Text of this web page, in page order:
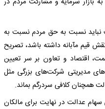
نباید نسبت به حق مردم نسبت به
قیم مآبانه داشته باشد، تصریح
اقتصاد و تعاون بر سر تعیین
مدیریتی شرکت‌های بزرگی مثل
همچنان کلافی سردرگم بماند.
عدالت در نهایت برای مالکان